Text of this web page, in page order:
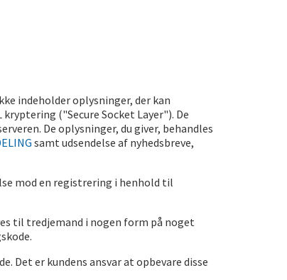
indeholder oplysninger, der kan
("Secure Socket Layer"). De
De oplysninger, du giver, behandles
samt udsendelse af nyhedsbreve,
mod en registrering i henhold til
til tredjemand i nogen form på noget
Det er kundens ansvar at opbevare disse